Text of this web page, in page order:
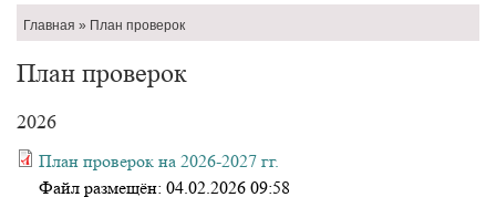
Строка
навигации
Главная План проверок
План проверок
2026
План проверок на 2026-2027 гг.
Файл размещён: 04.02.2026 09:58